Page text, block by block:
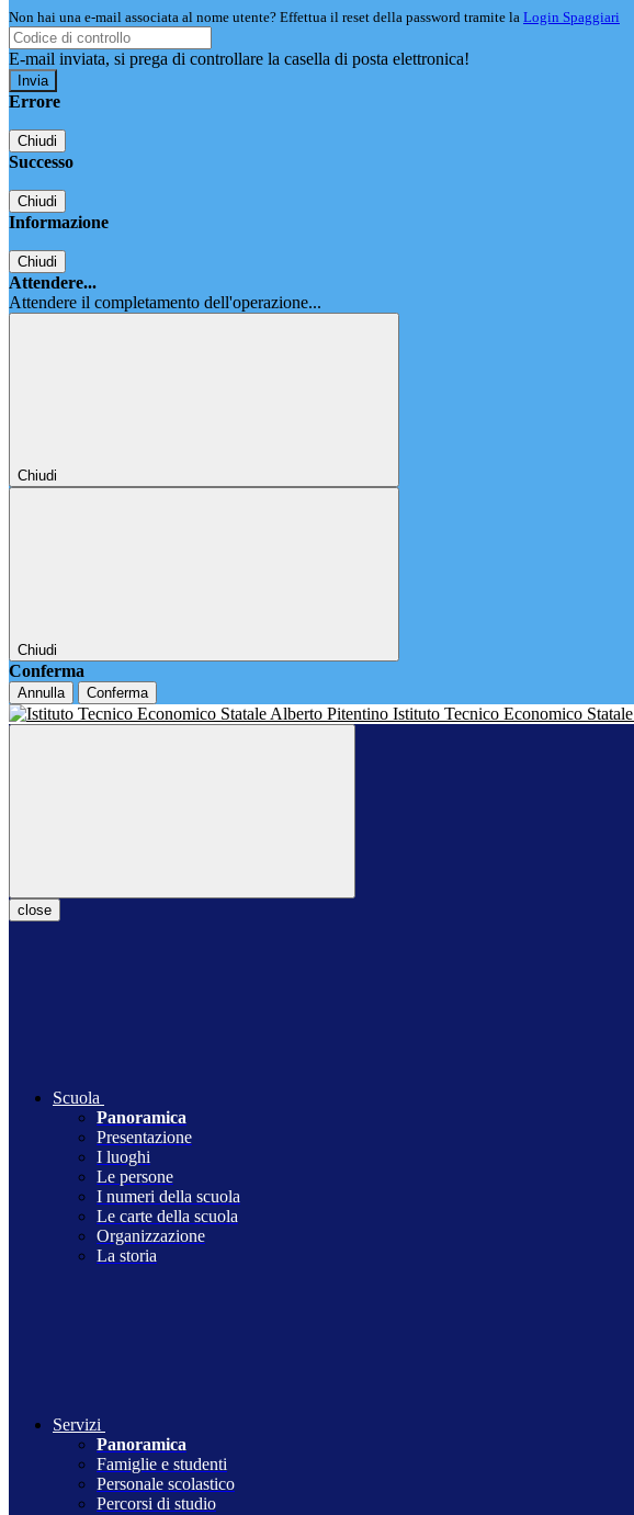
Non hai una e-mail associata al nome utente? Effettua il reset della password tramite la Login Spaggiari
E-mail inviata, si prega di controllare la casella di posta elettronica!
Errore
Chiudi
Successo
Chiudi
Informazione
Chiudi
Attendere...
Attendere il completamento dell'operazione...
Chiudi
Chiudi
Conferma
Annulla Conferma
Istituto Tecnico Economico Statale
close
Scuola
Panoramica
Presentazione
I luoghi
Le persone
I numeri della scuola
Le carte della scuola
Organizzazione
La storia
Servizi
Panoramica
Famiglie e studenti
Personale scolastico
Percorsi di studio